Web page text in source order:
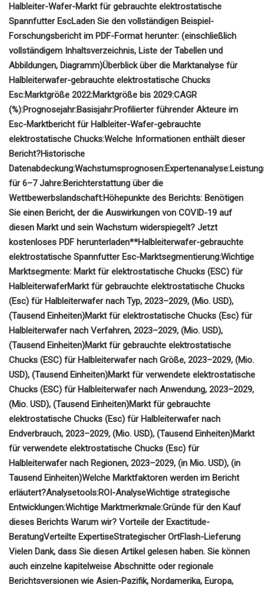
Halbleiter-Wafer-Markt für gebrauchte elektrostatische
Spannfutter EscLaden Sie den vollständigen Beispiel-
Forschungsbericht im PDF-Format herunter: (einschließlich
vollständigem Inhaltsverzeichnis, Liste der Tabellen und
Abbildungen, Diagramm)Überblick über die Marktanalyse für
Halbleiterwafer-gebrauchte elektrostatische Chucks
Esc:Marktgröße 2022:Marktgröße bis 2029:CAGR
(%):Prognosejahr:Basisjahr:Profilierter führender Akteure im
Esc-Marktbericht für Halbleiter-Wafer-gebrauchte
elektrostatische Chucks:Welche Informationen enthält dieser
Bericht?Historische
Datenabdeckung:Wachstumsprognosen:Expertenanalyse:
für 6–7 Jahre:Berichterstattung über die
Wettbewerbslandschaft:Höhepunkte des Berichts: Benötigen
Sie einen Bericht, der die Auswirkungen von COVID-19 auf
diesen Markt und sein Wachstum widerspiegelt? Jetzt
kostenloses PDF herunterladen**Halbleiterwafer-gebrauchte
elektrostatische Spannfutter Esc-Marktsegmentierung:Wichtige
Marktsegmente: Markt für elektrostatische Chucks (ESC) für
HalbleiterwaferMarkt für gebrauchte elektrostatische Chucks
(Esc) für Halbleiterwafer nach Typ, 2023–2029, (Mio. USD),
(Tausend Einheiten)Markt für elektrostatische Chucks (Esc) für
Halbleiterwafer nach Verfahren, 2023–2029, (Mio. USD),
(Tausend Einheiten)Markt für gebrauchte elektrostatische
Chucks (ESC) für Halbleiterwafer nach Größe, 2023–2029, (Mio.
USD), (Tausend Einheiten)Markt für verwendete elektrostatische
Chucks (ESC) für Halbleiterwafer nach Anwendung, 2023–2029,
(Mio. USD), (Tausend Einheiten)Markt für gebrauchte
elektrostatische Chucks (Esc) für Halbleiterwafer nach
Endverbrauch, 2023–2029, (Mio. USD), (Tausend Einheiten)Markt
für verwendete elektrostatische Chucks (Esc) für
Halbleiterwafer nach Regionen, 2023–2029, (in Mio. USD), (in
Tausend Einheiten)Welche Marktfaktoren werden im Bericht
erläutert?Analysetools:ROI-AnalyseWichtige strategische
Entwicklungen:Wichtige Marktmerkmale:Gründe für den Kauf
dieses Berichts Warum wir? Vorteile der Exactitude-
BeratungVerteilte ExpertiseStrategischer OrtFlash-Lieferung
Vielen Dank, dass Sie diesen Artikel gelesen haben. Sie können
auch einzelne kapitelweise Abschnitte oder regionale
Berichtsversionen wie Asien-Pazifik, Nordamerika, Europa,